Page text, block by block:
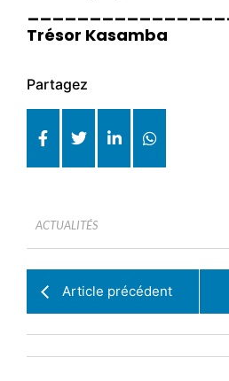
Trésor Kasamba
Partagez
ACTUALITÉS
Article précédent